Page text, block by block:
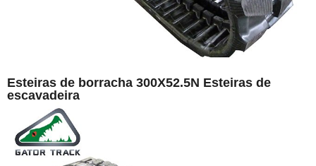
Esteiras de borracha 300X52.5N Esteiras de
escavadeira